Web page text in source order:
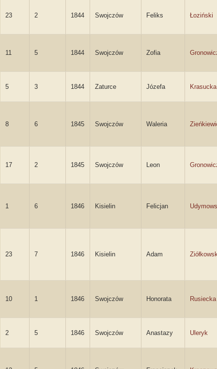
23 2 1844 Swojczów Feliks Łoziński
11 5 1844 Swojczów Zofia
5 3 1844 Zaturce Józefa Krasucka
8 6 1845 Swojczów Waleria
17 2 1845 Swojczów Leon
1 6 1846 Kisielin Felicjan
23 7 1846 Kisielin Adam
10 1 1846 Swojczów Honorata Rusiecka
2 5 1846 Swojczów Anastazy Uleryk